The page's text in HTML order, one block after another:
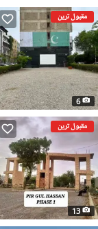
مقبول ترین
6
مقبول ترین
13